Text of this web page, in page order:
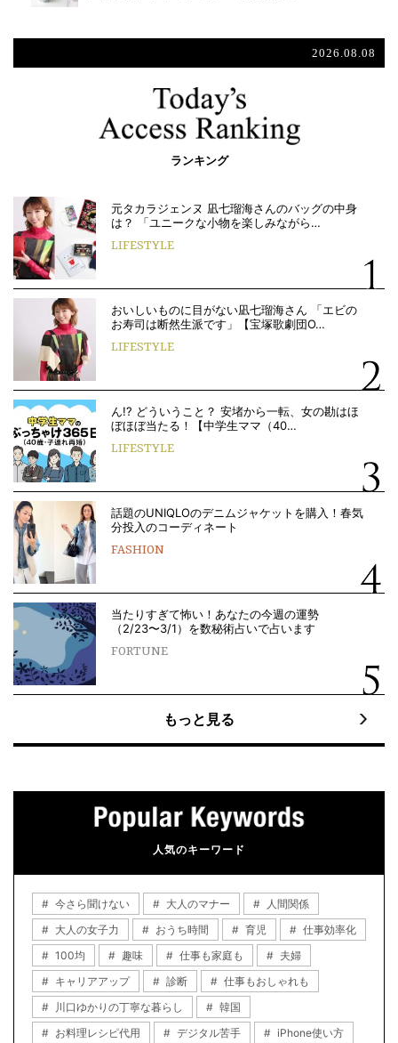
2026.08.08
ランキング
元タカラジェンヌ 凪七瑠海さんのバッグの中身
は？ 「ユニークな小物を楽しみながら…
LIFESTYLE
おいしいものに目がない凪七瑠海さん 「エビの
お寿司は断然生派です」【宝塚歌劇団O…
LIFESTYLE
ん!? どういうこと？ 安堵から一転、女の勘はほ
ぼほぼ当たる！【中学生ママ（40…
LIFESTYLE
話題のUNIQLOのデニムジャケットを購入！春気
分投入のコーディネート
FASHION
当たりすぎて怖い！あなたの今週の運勢
（2/23〜3/1）を数秘術占いで占います
FORTUNE
もっと見る
人気のキーワード
今さら聞けない 大人のマナー
人間関係
大人の女子力
おうち時間 育児
仕事効率化
100均
趣味 仕事も家庭も
夫婦
キャリアアップ
診断
仕事もおしゃれも
川口ゆかりの丁寧な暮らし
韓国
お料理レシピ代用
デジタル苦手
iPhone使い方